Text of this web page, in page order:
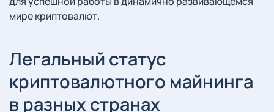
мире криптовалют.
Легальный статус
криптовалютного майнинга
в разных странах